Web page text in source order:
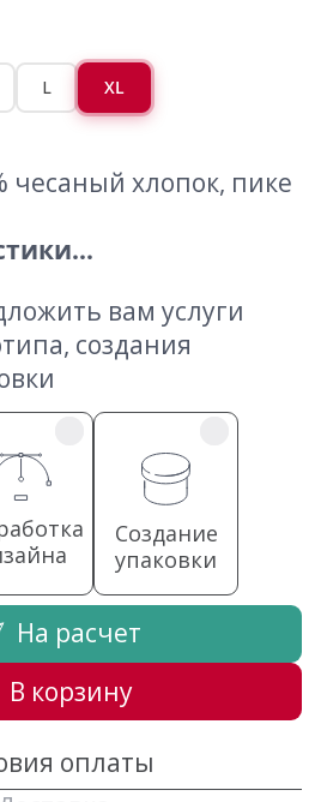
L XL
чесаный хлопок, пике
вам услуги
создания
Создание
упаковки
На расчет
В корзину
оплаты